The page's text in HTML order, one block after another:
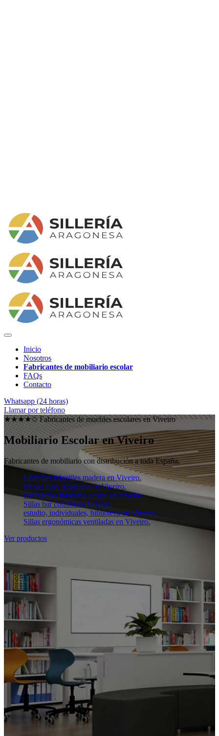
Inicio
Nosotros
Fabricantes de mobiliario escolar
FAQs
Contacto
Whatsapp (24 horas)
Llamar por teléfono
★★★★✩ Fabricantes de muebles escolares enViveiro
Mobiliario Escolar en Viveiro
Fabricantes de mobiliario con distribución a toda España.
Librerías infantiles madera en Viveiro.
Mesas altas desayuno en Viveiro.
Estanterías infantiles cestos en Viveiro.
Sillas bar confort en Viveiro.
estudio, individuales, biblioteca en Viveiro.
Sillas ergonómicas ventiladas en Viveiro.
Ver productos